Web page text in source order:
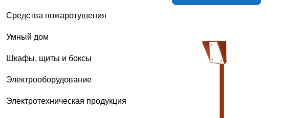
Средства пожаротушения
Умный дом
Шкафы, щиты и боксы
Электрооборудование
Электротехническая продукция